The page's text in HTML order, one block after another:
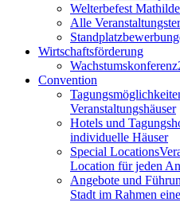
Welterbefest
Alle
Wirtschaftsförderung
Wachstumskonferenz
Convention
Veranstaltungshäuser
Hotels und
individuelle Häuser
Special Locations
Location für jeden
Angebote und
Stadt im Rahmen